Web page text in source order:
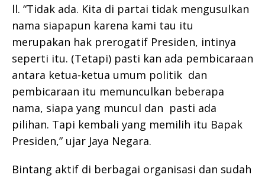
ll. “Tidak ada. Kita di partai tidak mengusulkan
nama siapapun karena kami tau itu
merupakan hak prerogatif Presiden, intinya
seperti itu. (Tetapi) pasti kan ada pembicaraan
antara ketua-ketua umum politik dan
pembicaraan itu memunculkan beberapa
nama, siapa yang muncul dan pasti ada
pilihan. Tapi kembali yang memilih itu Bapak
Presiden,” ujar Jaya Negara.
Bintang aktif di berbagai organisasi dan sudah